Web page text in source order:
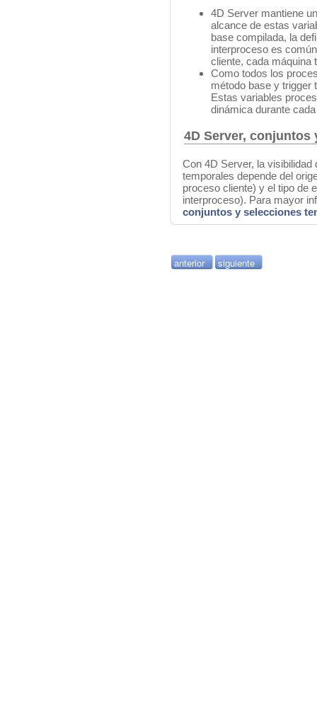
4D Server mantiene
alcance de estas
base compilada, la
interproceso es
cliente, cada máquina
Como todos los
método base y trigger
Estas variables
dinámica durante
4D Server, conjuntos
Con 4D Server, la
temporales depende del
proceso cliente) y el tipo de
interproceso). Para mayor
conjuntos y selecciones
anterior siguiente